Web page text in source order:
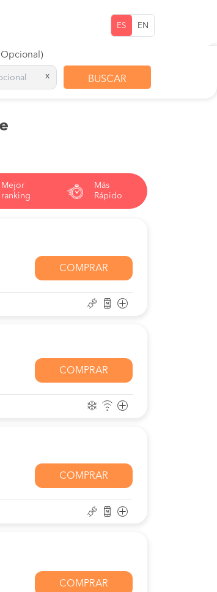
ES EN
x BUSCAR
Mejor
ranking
Más
Rápido
COMPRAR
COMPRAR
COMPRAR
COMPRAR